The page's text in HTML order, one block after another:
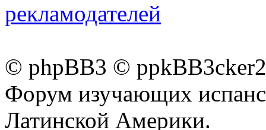
рекламодателей
© phpBB3 ©
Форум изучающих
Латинской Америки.